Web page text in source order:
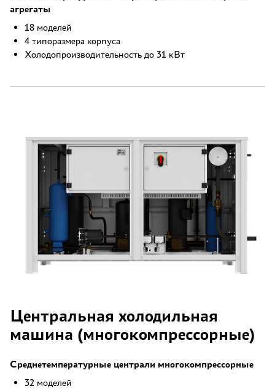
агрегаты
18 моделей
4 типоразмера корпуса
Холодопроизводительность до 31 кВт
Центральная холодильная
машина (многокомпрессорные)
Среднетемпературные централи многокомпрессорные
32 моделей